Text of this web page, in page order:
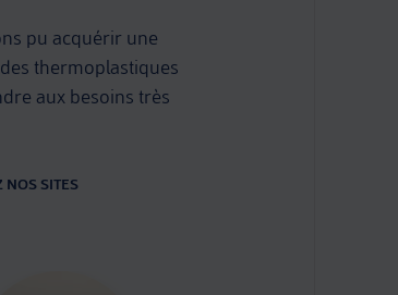
pu acquérir une
thermoplastiques
aux besoins très
NOS SITES